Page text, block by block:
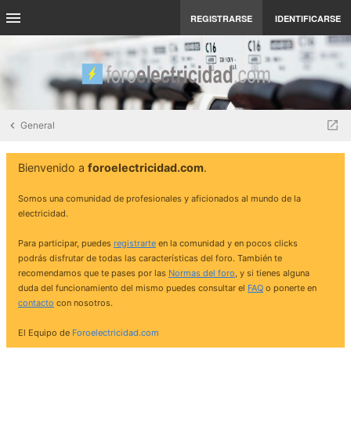
REGISTRARSE IDENTIFICARSE
General
Bienvenido a foroelectricidad.com.
Somos una comunidad de profesionales y aficionados al mundo de la
electricidad.
Para participar, puedes registrarte en la comunidad y en pocos clicks
podrás disfrutar de todas las características del foro. También te
recomendamos que te pases por las Normas del foro, y si tienes alguna
duda del funcionamiento del mismo puedes consultar el FAQ o ponerte en
contacto con nosotros.
El Equipo de Foroelectricidad.com